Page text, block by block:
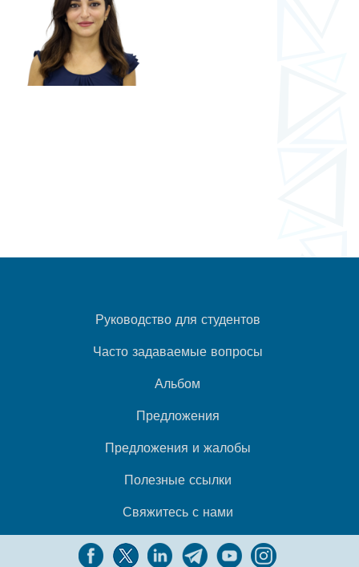
Руководство для студентов
Часто задаваемые вопросы
Альбом
Предложения
Предложения и жалобы
Полезные ссылки
Свяжитесь с нами